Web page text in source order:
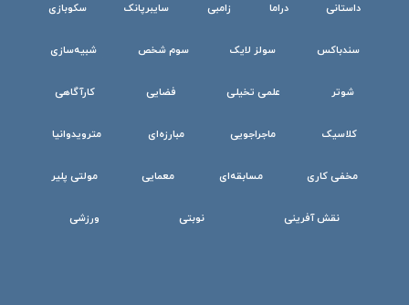
داستانی دراما زامبی سایبرپانک سکوبازی
سندباکس سولز لایک سوم شخص شبیه‌سازی
شوتر علمی تخیلی فضایی کارآگاهی
کلاسیک ماجراجویی مبارزه‌ای مترویدوانیا
مخفی کاری مسابقه‌ای معمایی مولتی پلیر
نقش آفرینی نوبتی ورزشی